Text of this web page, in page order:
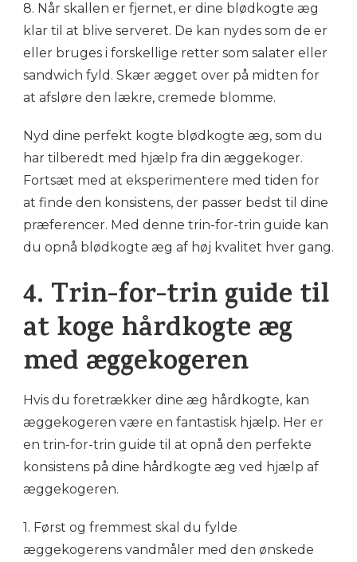
8. Når skallen er fjernet, er dine blødkogte æg
klar til at blive serveret. De kan nydes som de er
eller bruges i forskellige retter som salater eller
sandwich fyld. Skær ægget over på midten for
at afsløre den lækre, cremede blomme.
Nyd dine perfekt kogte blødkogte æg, som du
har tilberedt med hjælp fra din æggekoger.
Fortsæt med at eksperimentere med tiden for
at finde den konsistens, der passer bedst til dine
præferencer. Med denne trin-for-trin guide kan
du opnå blødkogte æg af høj kvalitet hver gang.
4. Trin-for-trin guide til
at koge hårdkogte æg
med æggekogeren
Hvis du foretrækker dine æg hårdkogte, kan
æggekogeren være en fantastisk hjælp. Her er
en trin-for-trin guide til at opnå den perfekte
konsistens på dine hårdkogte æg ved hjælp af
æggekogeren.
1. Først og fremmest skal du fylde
æggekogerens vandmåler med den ønskede